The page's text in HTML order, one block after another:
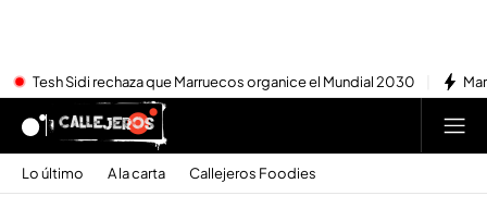
Tesh Sidi rechaza que Marruecos organice el Mundial 2030
Lo último A la carta Callejeros Foodies